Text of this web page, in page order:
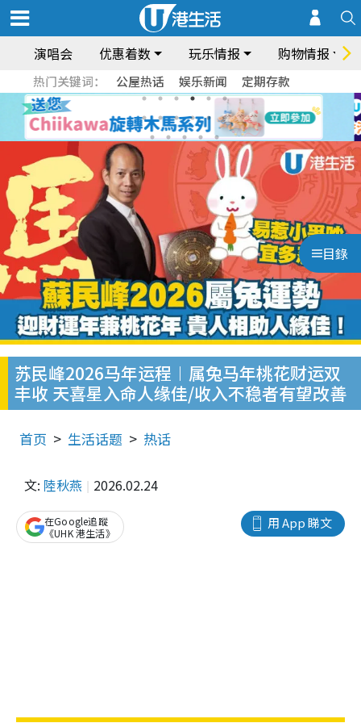
演唱会 优惠着数 玩乐情报 购物情报
热门关键词： 公屋热话 娱乐新闻 定期存款
目錄
苏民峰2026马年运程︱属兔马年桃花财运双
丰收 天喜星入命人缘佳/收入不稳者有望改善
首页 生活话题 热话
文: 陸秋燕 2026.02.24
用 App 睇文
在Google追蹤
《UHK 港生活》